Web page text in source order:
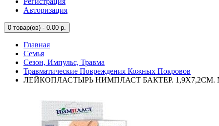
Авторизация
0 товар(ов) - 0.00 р.
Главная
Семья
Сезон, Импульс, Травма
Травматические Повреждения Кожных Покровов
ЛЕЙКОПЛАСТЫРЬ НИМПЛАСТ БАКТЕР. 1,9Х7,2СМ.